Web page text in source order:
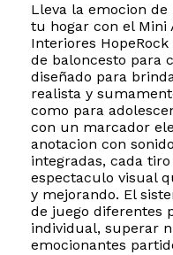
Lleva la emocion
tu hogar con el Mini
Interiores
de baloncesto para
diseñado para
realista y
como para
con un marcador
anotacion con
integradas, cada
espectaculo visual
y mejorando. El
de juego diferentes
individual, superar
emocionantes